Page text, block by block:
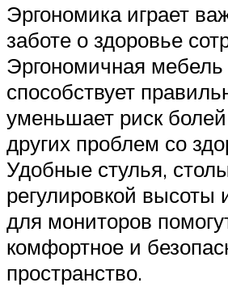
Эргономика играет
заботе о здоровье
Эргономичная мебель
способствует
уменьшает риск
других проблем со
Удобные стулья,
регулировкой высоты
для мониторов
комфортное и
пространство.